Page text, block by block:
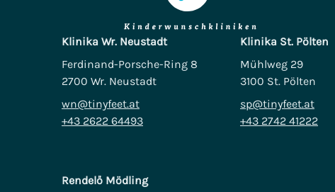
Klinika Wr. Neustadt
Ferdinand-Porsche-Ring 8
2700 Wr. Neustadt
wn@tinyfeet.at
+43 2622 64493
Klinika St. Pölten
Mühlweg 29
3100 St. Pölten
sp@tinyfeet.at
+43 2742 41222
Rendelő Mödling